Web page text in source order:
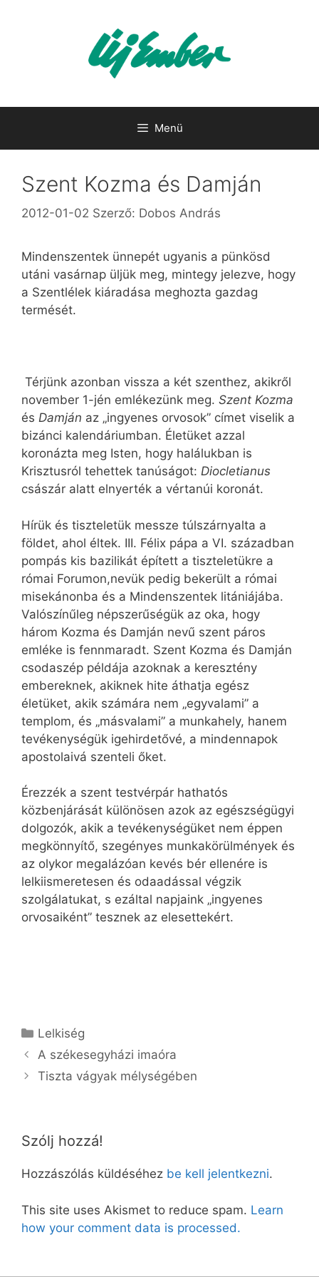
Menü
Szent Kozma és Damján
2012-01-02 Szerző: Dobos András
Mindenszentek ünnepét ugyanis a pünkösd
utáni vasárnap üljük meg, mintegy jelezve, hogy
a Szentlélek kiáradása meghozta gazdag
termését.
Térjünk azonban vissza a két szenthez, akikről
november 1-jén emlékezünk meg. Szent Kozma
és Damján az „ingyenes orvosok” címet viselik a
bizánci kalendáriumban. Életüket azzal
koronázta meg Isten, hogy halálukban is
Krisztusról tehettek tanúságot: Diocletianus
császár alatt elnyerték a vértanúi koronát.
Hírük és tiszteletük messze túlszárnyalta a
földet, ahol éltek. III. Félix pápa a VI. században
pompás kis bazilikát épített a tiszteletükre a
római Forumon,nevük pedig bekerült a római
misekánonba és a Mindenszentek litániájába.
Valószínűleg népszerűségük az oka, hogy
három Kozma és Damján nevű szent páros
emléke is fennmaradt. Szent Kozma és Damján
csodaszép példája azoknak a keresztény
embereknek, akiknek hite áthatja egész
életüket, akik számára nem „egyvalami” a
templom, és „másvalami” a munkahely, hanem
tevékenységük igehirdetővé, a mindennapok
apostolaivá szenteli őket.
Érezzék a szent testvérpár hathatós
közbenjárását különösen azok az egészségügyi
dolgozók, akik a tevékenységüket nem éppen
megkönnyítő, szegényes munkakörülmények és
az olykor megalázóan kevés bér ellenére is
lelkiismeretesen és odaadással végzik
szolgálatukat, s ezáltal napjaink „ingyenes
orvosaiként” tesznek az elesettekért.
Kategória
Lelkiség
A székesegyházi imaóra
Tiszta vágyak mélységében
Szólj hozzá!
Hozzászólás küldéséhez be kell jelentkezni.
This site uses Akismet to reduce spam. Learn
how your comment data is processed.